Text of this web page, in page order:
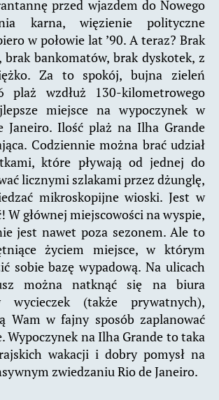
przed wjazdem do Nowego
karna, więzienie polityczne
w połowie lat ’90. A teraz? Brak
brak bankomatów, brak dyskotek, z
Za to spokój, bujna zieleń
wzdłuż 130-kilometrowego
miejsce na wypoczynek w
Janeiro. Ilość plaż na Ilha Grande
Codziennie można brać udział
które pływają od jednej do
licznymi szlakami przez dżunglę,
mikroskopijne wioski. Jest w
W głównej miejscowości na wyspie,
jest nawet poza sezonem. Ale to
życiem miejsce, w którym
sobie bazę wypadową. Na ulicach
można natknąć się na biura
wycieczek (także prywatnych),
Wam w fajny sposób zaplanować
Wypoczynek na Ilha Grande to taka
wakacji i dobry pomysł na
zwiedzaniu Rio de Janeiro.